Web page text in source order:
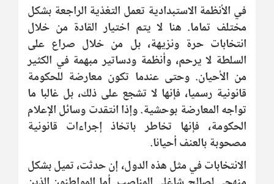
في الأنظمة الاستبدادية تعمل التغذية الراجعة بشكل
مختلف تماما. هنا لا يتم اختيار القادة من خلال
انتخابات حرة ونزيهة، بل من خلال صراع على
السلطة لا يرحم، وأنظمة ودساتير مبهمة في الكثير
من الأحيان. وحتى عندما تكون معارضة للحكومة
قانونية رسميا، فإنها لا تشجع على ذلك، بل غالبا ما
تواجه المعارضة بوحشية. وإذا انتقدت وسائل الإعلام
الحكومة، فإنها تخاطر باتخاذ إجراءات قانونية
مصحوبة بالعنف أحيانا.
الانتخابات في مثل هذه الدول، إن حدثت، تميل بشكل